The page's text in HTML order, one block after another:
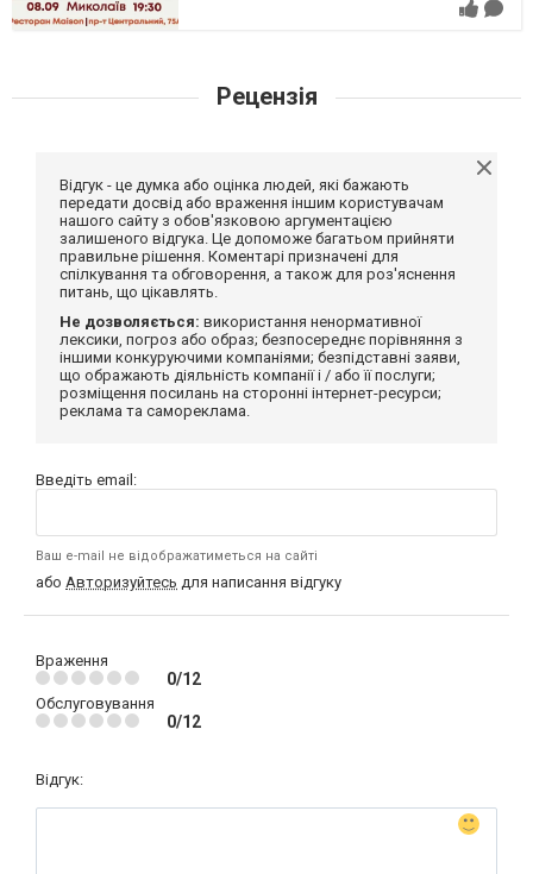
Рецензія
Відгук - це думка або оцінка людей, які бажають
передати досвід або враження іншим користувачам
нашого сайту з обов'язковою аргументацією
залишеного відгука. Це допоможе багатьом прийняти
правильне рішення. Коментарі призначені для
спілкування та обговорення, а також для роз'яснення
питань, що цікавлять.
Не дозволяється: використання ненормативної
лексики, погроз або образ; безпосереднє порівняння з
іншими конкуруючими компаніями; безпідставні заяви,
що ображають діяльність компанії і / або її послуги;
розміщення посилань на сторонні інтернет-ресурси;
реклама та самореклама.
Введіть email:
Ваш e-mail не відображатиметься на сайті
або Авторизуйтесь для написання відгуку
Враження
0/12
Обслуговування
0/12
Відгук: